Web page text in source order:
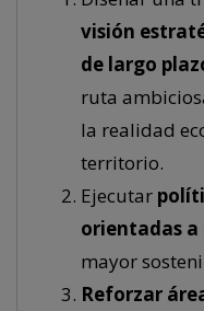
visión
de largo
ruta
la realidad
territorio.
Ejecutar
orientadas
mayor
Reforzar